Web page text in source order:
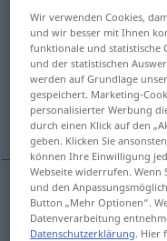
canette [kanɛt]f
Übersicht aller
(Für mehr Details die
Getränkedose
(Getränke)Dosef
Wir verwenden Cookies,
und wir besser mit Ihnen
funktionale und statistische
und der statistischen
werden auf Grundlage
gespeichert. Marketing-
personalisierter Werbung
durch einen Klick auf den
geben. Klicken Sie
können Ihre Einwilligung
Webseite widerrufen. Wenn
und den
Button „Mehr Optionen“.
Datenverarbeitung
Datenschutzerklärung. Hier